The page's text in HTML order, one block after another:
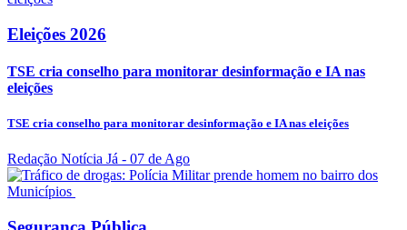
Eleições 2026
TSE cria conselho para monitorar desinformação e IA nas
eleições
TSE cria conselho para monitorar desinformação e IA nas eleições
Redação Notícia Já - 07 de Ago